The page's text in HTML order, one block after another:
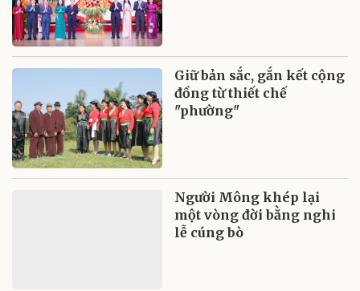
Giữ bản sắc, gắn kết cộng
đồng từ thiết chế
"phường"
Người Mông khép lại
một vòng đời bằng nghi
lễ cúng bò